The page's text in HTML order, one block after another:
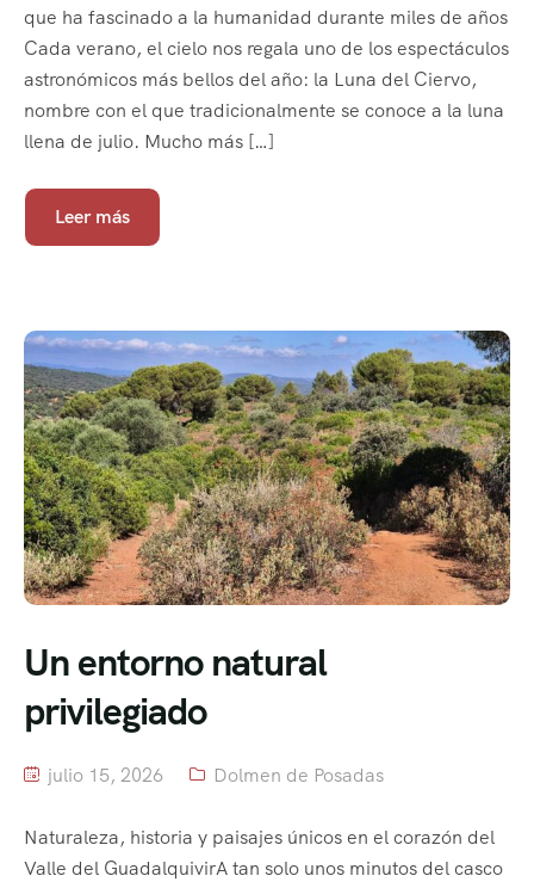
que ha fascinado a la humanidad durante miles de años
Cada verano, el cielo nos regala uno de los espectáculos
astronómicos más bellos del año: la Luna del Ciervo,
nombre con el que tradicionalmente se conoce a la luna
llena de julio. Mucho más […]
Leer más
Un entorno natural
privilegiado
julio 15, 2026 Dolmen de Posadas
Naturaleza, historia y paisajes únicos en el corazón del
Valle del GuadalquivirA tan solo unos minutos del casco